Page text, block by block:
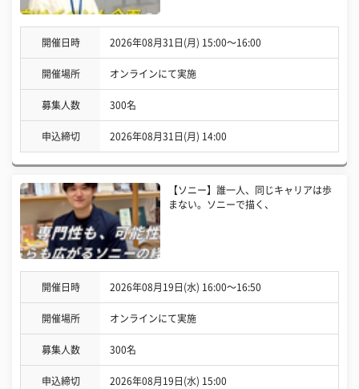
開催日時 2026年08月31日(月) 15:00〜16:00
開催場所 オンラインにて実施
募集人数 300名
申込締切 2026年08月31日(月) 14:00
【ソニー】誰一人、同じキャリアは歩
まない。ソニーで描く、
開催日時 2026年08月19日(水) 16:00〜16:50
開催場所 オンラインにて実施
募集人数 300名
申込締切 2026年08月19日(水) 15:00